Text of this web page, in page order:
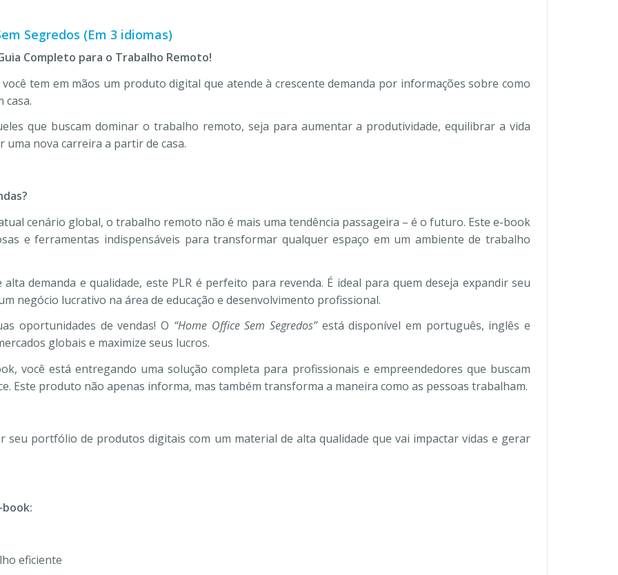
Segredos (Em 3 idiomas)
Completo para o Trabalho Remoto!
você tem em mãos um produto digital que atende à crescente demanda por informações sobre como
casa.
que buscam dominar o trabalho remoto, seja para aumentar a produtividade, equilibrar a vida
nova carreira a partir de casa.
cenário global, o trabalho remoto não é mais uma tendência passageira – é o futuro. Este e-book
e ferramentas indispensáveis para transformar qualquer espaço em um ambiente de trabalho
demanda e qualidade, este PLR é perfeito para revenda. É ideal para quem deseja expandir seu
negócio lucrativo na área de educação e desenvolvimento profissional.
oportunidades de vendas! O “Home Office Sem Segredos”está disponível em português, inglês e
globais e maximize seus lucros.
você está entregando uma solução completa para profissionais e empreendedores que buscam
Este produto não apenas informa, mas também transforma a maneira como as pessoas trabalham.
seu portfólio de produtos digitais com um material de alta qualidade que vai impactar vidas e gerar
eficiente